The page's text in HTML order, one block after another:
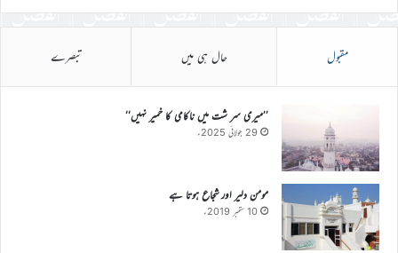
مقبول حال ہی میں تبصرے
’’میری سر شت میں ناکامی کا خمیر نہیں‘‘
29 جولائی 2025ء
مومن دلیر اور شجاع ہوتا ہے
10 ستمبر 2019ء